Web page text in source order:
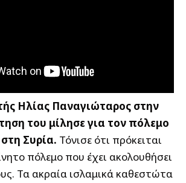
Ηλίας Παναγιώταρος στην
του μίλησε για τον πόλεμο
Συρία. Τόνισε ότι πρόκειται
πόλεμο που έχει ακολουθήσει
Τα ακραία ισλαμικά καθεστώτα